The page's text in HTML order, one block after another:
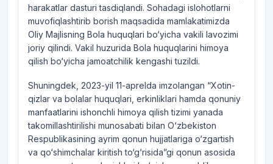
harakatlar dasturi tasdiqlandi. Sohadagi islohotlarni
muvofiqlashtirib borish maqsadida mamlakatimizda
Oliy Majlisning Bola huquqlari bo‘yicha vakili lavozimi
joriy qilindi. Vakil huzurida Bola huquqlarini himoya
qilish bo‘yicha jamoatchilik kengashi tuzildi.
Shuningdek, 2023-yil 11-aprelda imzolangan “Xotin-
qizlar va bolalar huquqlari, erkinliklari hamda qonuniy
manfaatlarini ishonchli himoya qilish tizimi yanada
takomillashtirilishi munosabati bilan O‘zbekiston
Respublikasining ayrim qonun hujjatlariga o‘zgartish
va qo‘shimchalar kiritish to‘g‘risida”gi qonun asosida